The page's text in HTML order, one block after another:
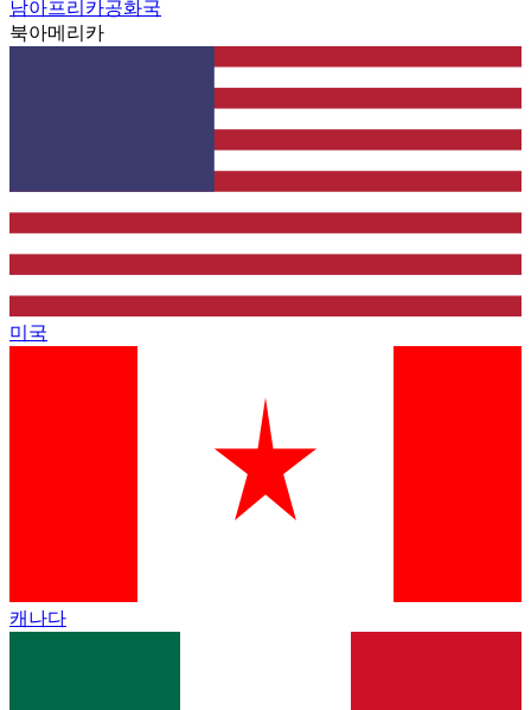
남아프리카공화국
북아메리카
미국
캐나다